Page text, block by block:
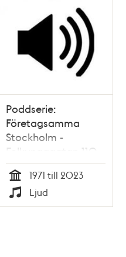
Poddserie:
Företagsamma
Stockholm -
Folkungagatan 110,
Fernando Di Luca
Tid
1971 till 2023
Typ
Ljud